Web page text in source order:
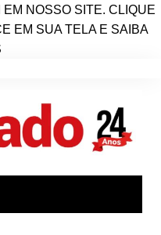
NOSSO SITE. CLIQUE
EM SUA TELA E SAIBA